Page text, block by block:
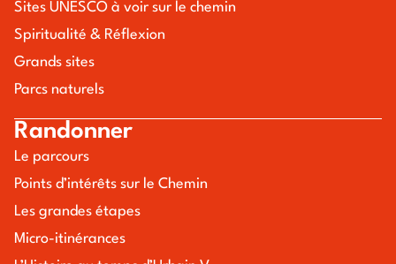
Sites UNESCO à voir sur le chemin
Spiritualité & Réflexion
Grands sites
Parcs naturels
Randonner
Le parcours
Points d’intérêts sur le Chemin
Les grandes étapes
Micro-itinérances